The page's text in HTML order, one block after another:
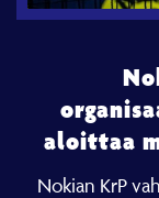
aloittaa
Nokian KrP